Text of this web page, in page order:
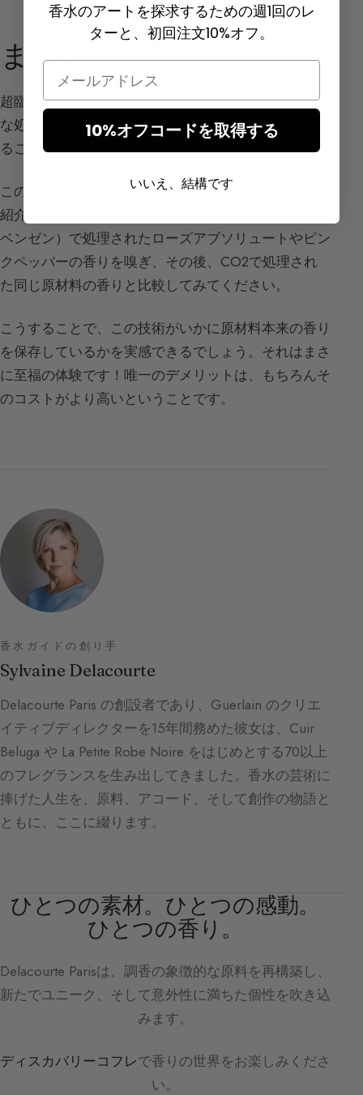
まとめ
超臨界CO2抽出法（Sofact）は、非常にエコロジカル
な処理方法であり、香水の伝統的な原材料を再発見す
ることができます。
この方法の効果を実感するために、興味深い体験をご
紹介します。例えば、従来の揮発性溶剤（ヘキサンや
ベンゼン）で処理されたローズアブソリュートやピン
クペッパーの香りを嗅ぎ、その後、CO2で処理され
た同じ原材料の香りと比較してみてください。
こうすることで、この技術がいかに原材料本来の香り
を保存しているかを実感できるでしょう。それはまさ
に至福の体験です！唯一のデメリットは、もちろんそ
のコストがより高いということです。
香水ガイドの創り手
Sylvaine Delacourte
Delacourte Paris の創設者であり、Guerlain のクリエ
イティブディレクターを15年間務めた彼女は、Cuir
Beluga や La Petite Robe Noire をはじめとする70以上
のフレグランスを生み出してきました。香水の芸術に
捧げた人生を、原料、アコード、そして創作の物語と
ともに、ここに綴ります。
ひとつの素材。ひとつの感動。
ひとつの香り。
Delacourte Parisは、調香の象徴的な原料を再構築し、
新たでユニーク、そして意外性に満ちた個性を吹き込
みます。
ディスカバリーコフレで香りの世界をお楽しみくださ
い。
香水のアートを探求するための週1回のレ
ターと、初回注文10%オフ。
Email
10%オフコードを取得する
いいえ、結構です